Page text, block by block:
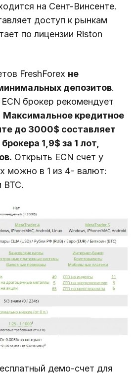
на Сент-Винсенте.
доступ к рынкам
по лицензии Riston
FreshForex не
депозитов.
брокер рекомендует
Максимальное кредитное
до 3000$ составляет
1,9$ за 1 лот,
Открыть ECN счет у
можно в 1 из 4- валют:
BTC.
демо-счет для